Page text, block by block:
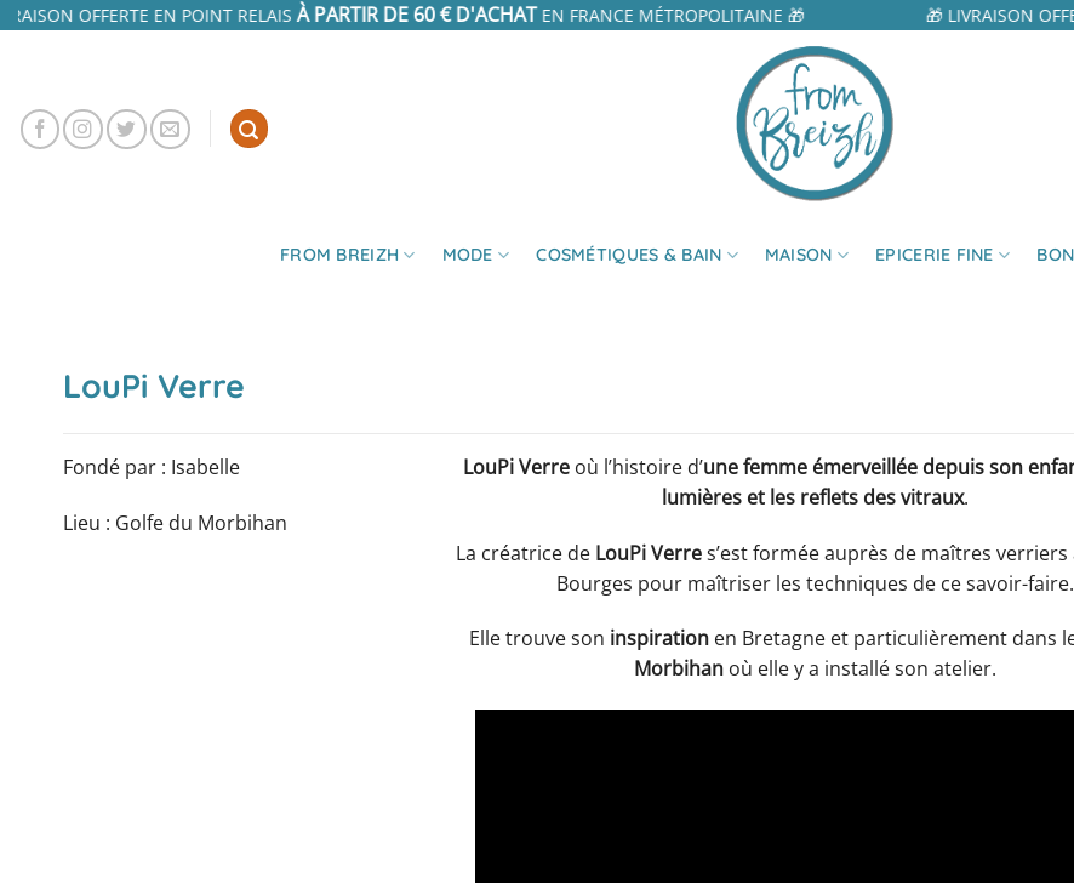
Passer OFFERTE EN POINT RELAIS À PARTIR DE 60 € D'ACHATEN FRANCE MÉTROPOLITAINE 🎁 🎁 LIVRAISON
FROM BREIZH MODE COSMÉTIQUES & BAIN MAISON EPICERIE FINE
LouPi Verre
Fondé par : Isabelle
Lieu : Golfe du Morbihan
LouPi Verreoù l’histoire d’une femme émerveillée depuis son
lumières et les reflets des vitraux.
La créatrice de LouPi Verres’est formée auprès de maîtres verriers
Bourges pour maîtriser les techniques de ce savoir-faire.
Elle trouve son inspiration en Bretagne et particulièrement dans
Morbihanoù elle y a installé son atelier.